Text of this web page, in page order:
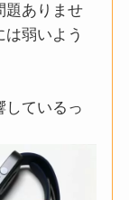
題ありませ
弱いよう
しているっ